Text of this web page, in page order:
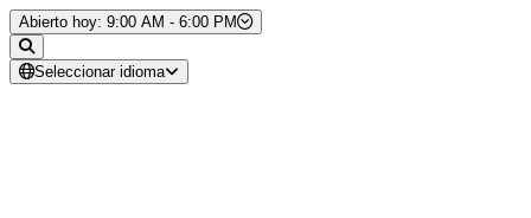
Saltar al contenido
Abierto hoy: 9:00 AM - 6:00 PM
Seleccionar idioma